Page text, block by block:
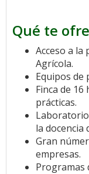
Qué te
Acceso a
Agrícola.
Equipos
Finca de
prácticas.
la docencia
Gran
empresas.
Programas